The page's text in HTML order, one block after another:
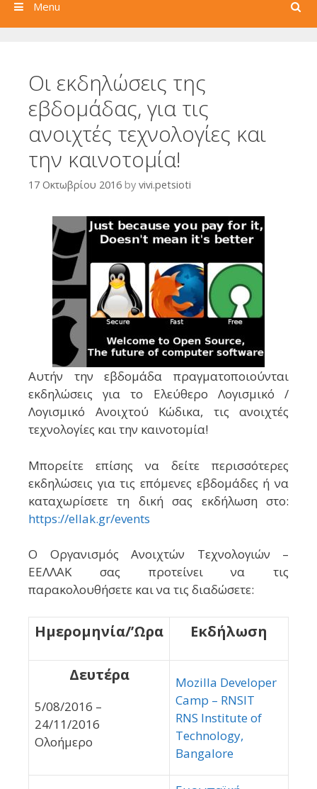
Search
Menu
Οι εκδηλώσεις της
εβδομάδας, για τις
ανοιχτές τεχνολογίες και
την καινοτομία!
17 Οκτωβρίου 2016 by vivi.petsioti
Αυτήν την εβδομάδα πραγματοποιούνται
εκδηλώσεις για το Ελεύθερο Λογισμικό /
Λογισμικό Ανοιχτού Κώδικα, τις ανοιχτές
τεχνολογίες και την καινοτομία!
Μπορείτε επίσης να δείτε περισσότερες
εκδηλώσεις για τις επόμενες εβδομάδες ή να
καταχωρίσετε τη δική σας εκδήλωση στο:
https://ellak.gr/events
Ο Οργανισμός Ανοιχτών Τεχνολογιών –
ΕΕΛΛΑΚ σας προτείνει να τις
παρακολουθήσετε και να τις διαδώσετε:
Ημερομηνία/’Ωρα Εκδήλωση
Δευτέρα
5/08/2016 –
24/11/2016
Ολοήμερο
Mozilla Developer
Camp – RNSIT
RNS Institute of
Technology,
Bangalore